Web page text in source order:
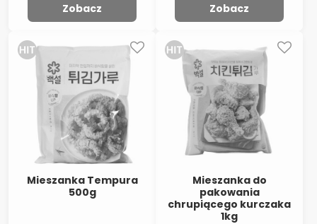
Zobacz Zobacz
Mieszanka Tempura
500g
Mieszanka do
pakowania
chrupiącego kurczaka
1kg